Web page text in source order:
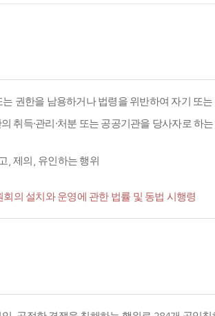
권한을 남용하거나 법령을 위반하여 자기 또
취득·관리·처분 또는 공공기관을 당사자로
, 제의, 유인하는 행위
의 설치와 운영에 관한 법률 및 동법 시행령